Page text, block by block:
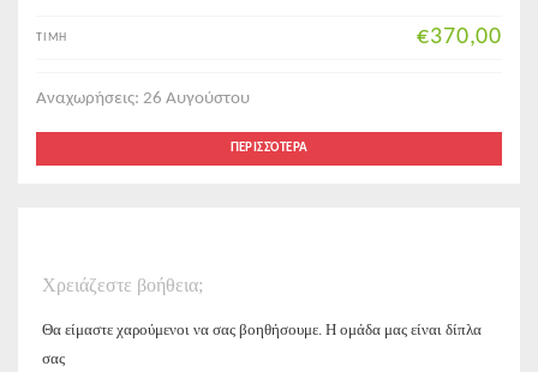
ΤΙΜΗ €370,00
Αναχωρήσεις: 26 Αυγούστου
ΠΕΡΙΣΣΌΤΕΡΑ
Χρειάζεστε βοήθεια;
Θα είμαστε χαρούμενοι να σας βοηθήσουμε. Η ομάδα μας είναι δίπλα
σας